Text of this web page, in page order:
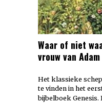
Waar of niet
vrouw van Adam
Het klassieke
te vinden in het
bijbelboek Genesis.